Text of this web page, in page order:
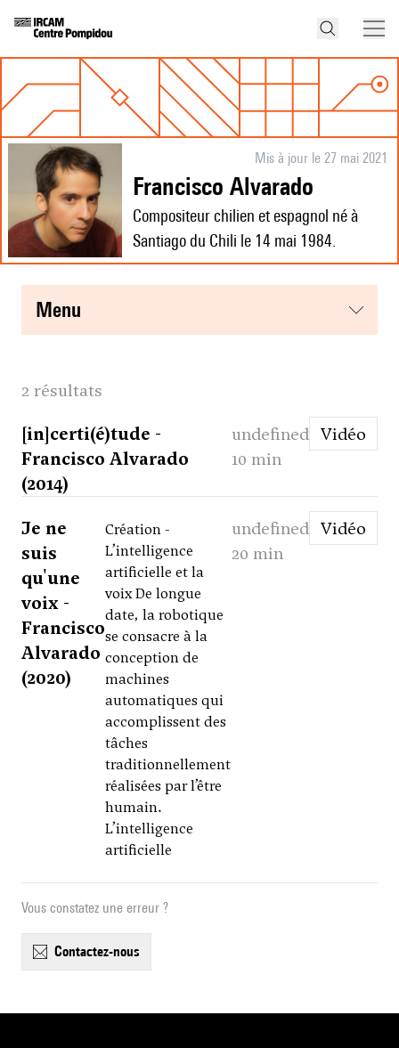
Mis à jour le 27 mai 2021
Francisco Alvarado
Compositeur chilien et espagnol né à
Santiago du Chili le 14 mai 1984.
menu
2 résultats
[in]certi(é)tude -
Francisco Alvarado
(2014)
undefined
10 min
Vidéo
Je ne
suis
qu'une
voix -
Francisco
Alvarado
(2020)
Création -
L’intelligence
artificielle et la
voix De longue
date, la robotique
se consacre à la
conception de
machines
automatiques qui
accomplissent des
tâches
traditionnellement
réalisées par l’être
humain.
L’intelligence
artificielle
undefined
20 min
Vidéo
Vous constatez une erreur ?
contactez-nous